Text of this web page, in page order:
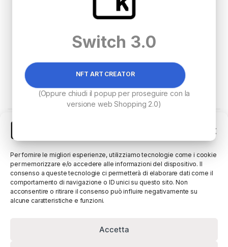
Per fornire le migliori esperienze, utilizziamo tecnologie come i cookie
per memorizzare e/o accedere alle informazioni del dispositivo. Il
consenso a queste tecnologie ci permetterà di elaborare dati come il
comportamento di navigazione o ID unici su questo sito. Non
acconsentire o ritirare il consenso può influire negativamente su
alcune caratteristiche e funzioni.
Accetta
3,500.00
Switch 3.0
NFT ART CREATOR
(Oppure chiudi il popup per proseguire con la
versione web Shopping 2.0)